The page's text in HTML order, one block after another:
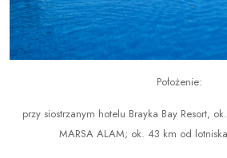
Położenie:
przy siostrzanym hotelu Brayka Bay Resort,
MARSA ALAM; ok. 43 km od